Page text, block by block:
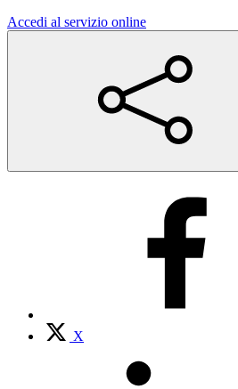
Accedi al servizio online
X